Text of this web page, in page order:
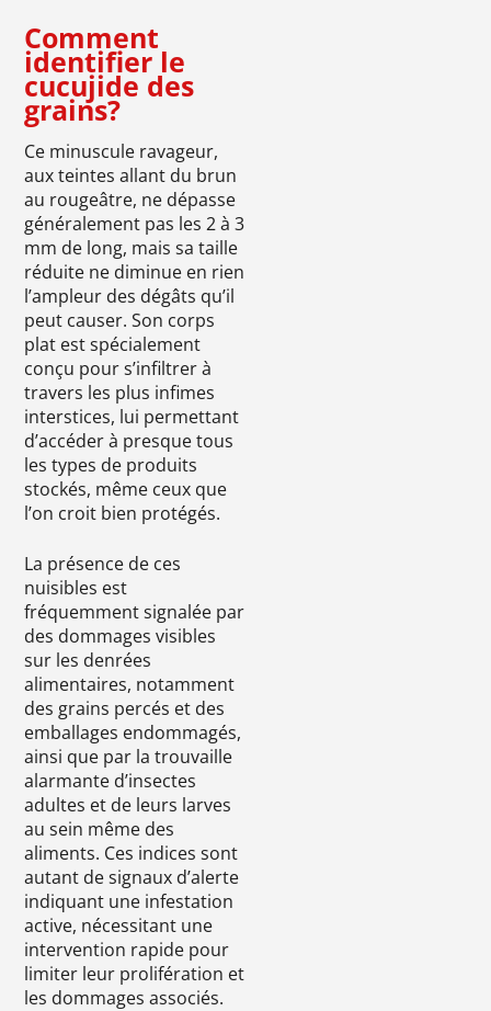
Comment
identifier le
cucujide des
grains?
Ce minuscule ravageur,
aux teintes allant du brun
au rougeâtre, ne dépasse
généralement pas les 2 à 3
mm de long, mais sa taille
réduite ne diminue en rien
l’ampleur des dégâts qu’il
peut causer. Son corps
plat est spécialement
conçu pour s’infiltrer à
travers les plus infimes
interstices, lui permettant
d’accéder à presque tous
les types de produits
stockés, même ceux que
l’on croit bien protégés.
La présence de ces
nuisibles est
fréquemment signalée par
des dommages visibles
sur les denrées
alimentaires, notamment
des grains percés et des
emballages endommagés,
ainsi que par la trouvaille
alarmante d’insectes
adultes et de leurs larves
au sein même des
aliments. Ces indices sont
autant de signaux d’alerte
indiquant une infestation
active, nécessitant une
intervention rapide pour
limiter leur prolifération et
les dommages associés.